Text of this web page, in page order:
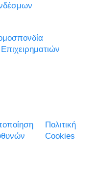
Πολιτική
Cookies